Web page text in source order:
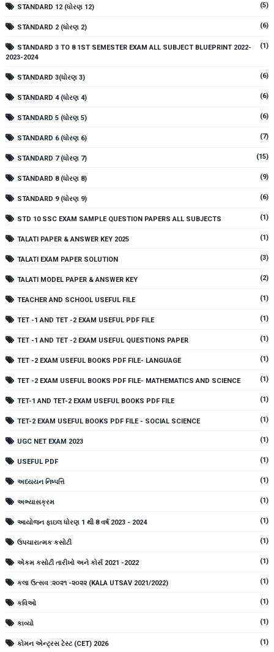
STANDARD 12 (ધોરણ 12) (5)
STANDARD 2 (ધોરણ 2) (6)
STANDARD 3 TO 8 1ST SEMESTER EXAM ALL SUBJECT BLUEPRINT 2022-
2023-2024
(1)
STANDARD 3(ધોરણ 3) (6)
STANDARD 4 (ધોરણ 4) (6)
STANDARD 5 (ધોરણ 5) (6)
STANDARD 6 (ધોરણ 6) (7)
STANDARD 7 (ધોરણ 7) (15)
STANDARD 8 (ધોરણ 8) (9)
STANDARD 9 (ધોરણ 9) (6)
STD 10 SSC EXAM SAMPLE QUESTION PAPERS ALL SUBJECTS (1)
TALATI PAPER & ANSWER KEY 2025 (1)
TALATI EXAM PAPER SOLUTION (3)
TALATI MODEL PAPER & ANSWER KEY (2)
TEACHER AND SCHOOL USEFUL FILE (1)
TET -1 AND TET -2 EXAM USEFUL PDF FILE (1)
TET -1 AND TET -2 EXAM USEFUL QUESTIONS PAPER (1)
TET -2 EXAM USEFUL BOOKS PDF FILE- LANGUAGE (1)
TET -2 EXAM USEFUL BOOKS PDF FILE- MATHEMATICS AND SCIENCE (1)
TET-1 AND TET-2 EXAM USEFUL BOOKS PDF FILE (1)
TET-2 EXAM USEFUL BOOKS PDF FILE - SOCIAL SCIENCE (1)
UGC NET EXAM 2023 (1)
USEFUL PDF (1)
અધ્યયન નિષ્પત્તિ (1)
અભ્યાસક્રમ (1)
આયોજન ફાઇલ ધોરણ 1 થી 8 વર્ષ 2023 - 2024 (1)
ઉપચારાત્મક કસોટી (1)
એકમ કસોટી તારીખો અને કોર્સ 2021 -2022 (1)
કલા ઉત્સવ :૨૦૨૧ -૨૦૨૨ (KALA UTSAV 2021/2022) (1)
કવિઓ (1)
કાવ્યો (1)
કોમન એન્ટ્રસ ટેસ્ટ (CET) 2026 (1)